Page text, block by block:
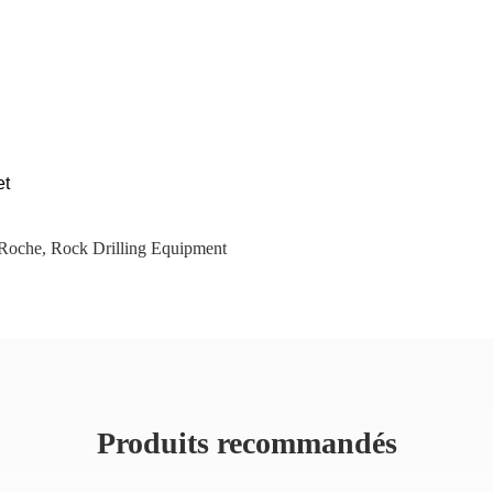
, Rock Drilling Equipment
Produits recommandés